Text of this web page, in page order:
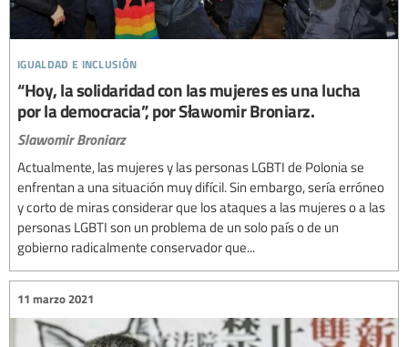
igualdad e inclusión
“Hoy, la solidaridad con las mujeres es una lucha
por la democracia”, por Sławomir Broniarz.
Slawomir Broniarz
Actualmente, las mujeres y las personas LGBTI de Polonia se
enfrentan a una situación muy difícil. Sin embargo, sería erróneo
y corto de miras considerar que los ataques a las mujeres o a las
personas LGBTI son un problema de un solo país o de un
gobierno radicalmente conservador que...
11 marzo 2021